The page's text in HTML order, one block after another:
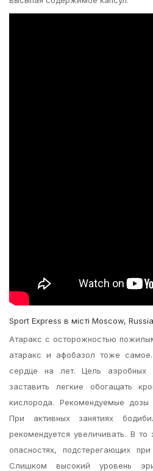
Sport Express в місті Moscow,
Атаракс с осторожностью
атаракс и афобазол тоже
сердце на лет. Цель аэробных
заставить легкие обогащать
кислорода. Рекомендуемые дозы
При активных занятиях
рекомендуется увеличивать. В
опасностях, подстерегающих
Слишком высокий уровень